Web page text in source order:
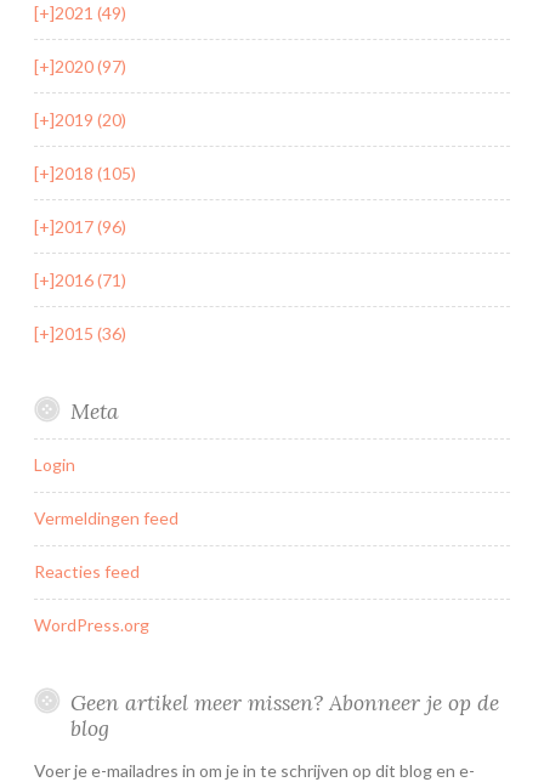
[+]2021 (49)
[+]2020 (97)
[+]2019 (20)
[+]2018 (105)
[+]2017 (96)
[+]2016 (71)
[+]2015 (36)
Meta
Login
Vermeldingen feed
Reacties feed
WordPress.org
Geen artikel meer missen? Abonneer je op de
blog
Voer je e-mailadres in om je in te schrijven op dit blog en e-